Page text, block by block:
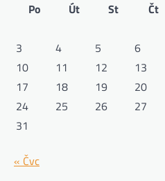
Po
Út St Čt
3
4 5 6
10
11 12 13
17
18 19 20
24
25 26 27
31
« Čvc